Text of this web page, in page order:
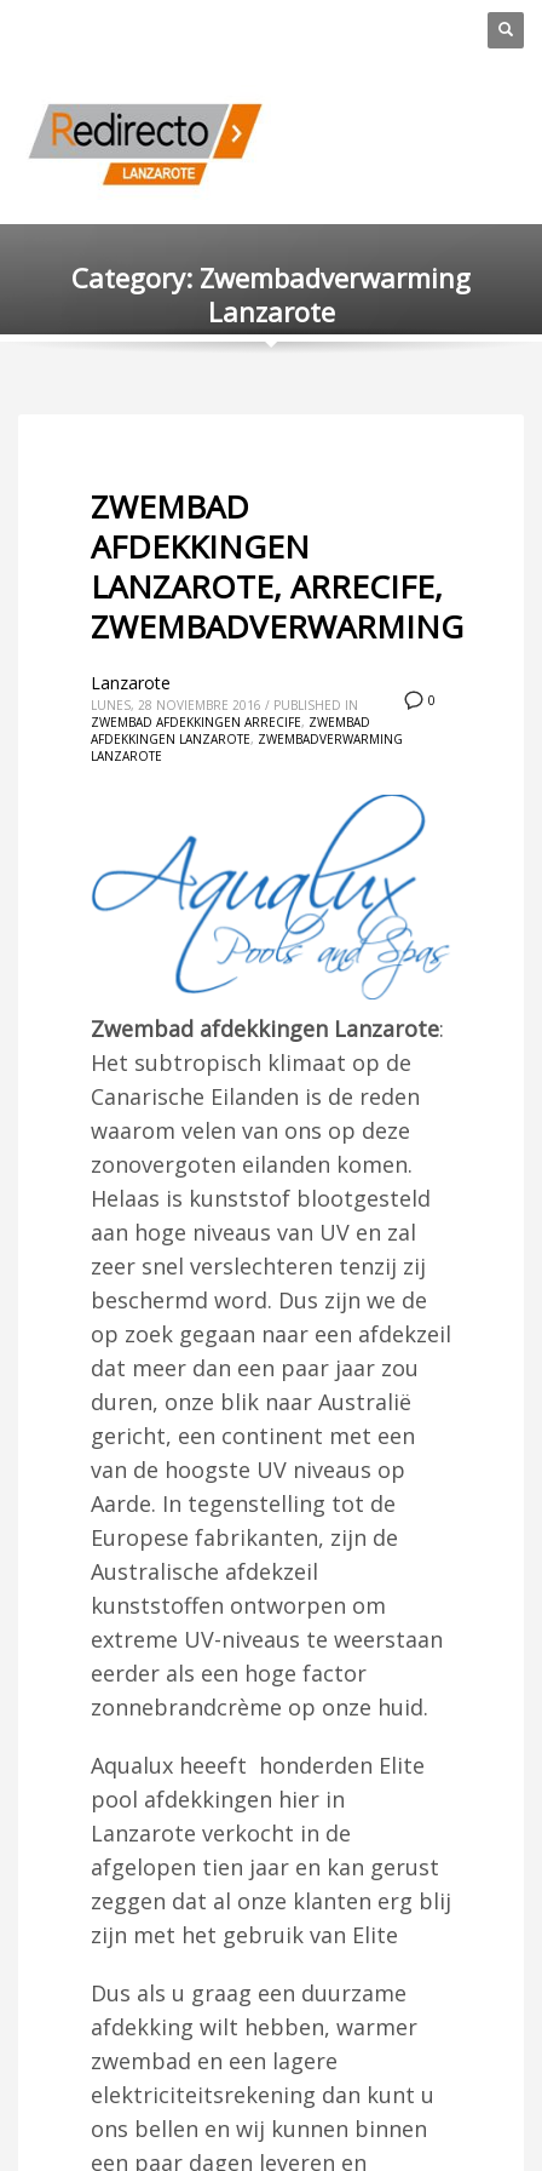
Category: Zwembadverwarming
Lanzarote
ZWEMBAD
AFDEKKINGEN
LANZAROTE, ARRECIFE,
ZWEMBADVERWARMING
0
Lanzarote
LUNES, 28 NOVIEMBRE 2016 / PUBLISHED IN
ZWEMBAD AFDEKKINGEN ARRECIFE, ZWEMBAD
AFDEKKINGEN LANZAROTE, ZWEMBADVERWARMING
LANZAROTE
Zwembad afdekkingen Lanzarote:
Het subtropisch klimaat op de
Canarische Eilanden is de reden
waarom velen van ons op deze
zonovergoten eilanden komen.
Helaas is kunststof blootgesteld
aan hoge niveaus van UV en zal
zeer snel verslechteren tenzij zij
beschermd word. Dus zijn we de
op zoek gegaan naar een afdekzeil
dat meer dan een paar jaar zou
duren, onze blik naar Australië
gericht, een continent met een
van de hoogste UV niveaus op
Aarde. In tegenstelling tot de
Europese fabrikanten, zijn de
Australische afdekzeil
kunststoffen ontworpen om
extreme UV-niveaus te weerstaan
eerder als een hoge factor
zonnebrandcrème op onze huid.
Aqualux heeeft honderden Elite
pool afdekkingen hier in
Lanzarote verkocht in de
afgelopen tien jaar en kan gerust
zeggen dat al onze klanten erg blij
zijn met het gebruik van Elite
Dus als u graag een duurzame
afdekking wilt hebben, warmer
zwembad en een lagere
elektriciteitsrekening dan kunt u
ons bellen en wij kunnen binnen
een paar dagen leveren en